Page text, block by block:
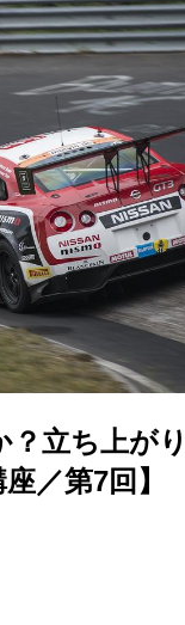
？立ち上が
／第7回】